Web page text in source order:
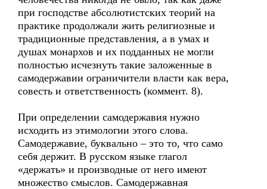
при господстве абсолютистских теорий на
практике продолжали жить религиозные и
традиционные представления, а в умах и
душах монархов и их подданных не могли
полностью исчезнуть такие заложенные в
самодержавии ограничители власти как вера,
совесть и ответственность (коммент. 8).
При определении самодержавия нужно
исходить из этимологии этого слова.
Самодержавие, буквально – это то, что само
себя держит. В русском языке глагол
«держать» и производные от него имеют
множество смыслов. Самодержавная